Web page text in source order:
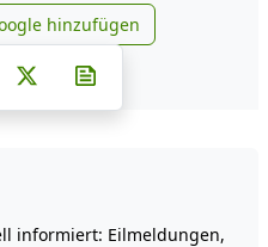
news.de zu Google
hinzufügen
Facebook
Teilen auf Whatsapp
Teilen auf Telegram
Pinterest
E-Mail teilen
Post auf X
informiert: Eilmeldungen,